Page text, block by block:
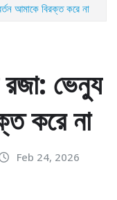
আমাকে বিরক্ত করে না
রজা: ভেন্যু
করে না
Feb 24, 2026